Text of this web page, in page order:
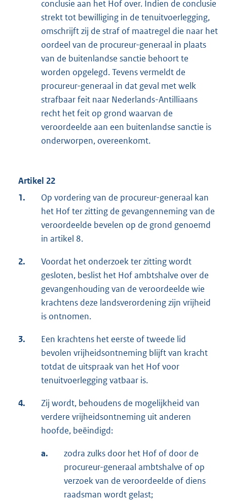
conclusie aan het Hof over. Indien de conclusie
strekt tot bewilliging in de tenuitvoerlegging,
omschrijft zij de straf of maatregel die naar het
oordeel van de procureur-generaal in plaats
van de buitenlandse sanctie behoort te
worden opgelegd. Tevens vermeldt de
procureur-generaal in dat geval met welk
strafbaar feit naar Nederlands-Antilliaans
recht het feit op grond waarvan de
veroordeelde aan een buitenlandse sanctie is
onderworpen, overeenkomt.
Artikel 22
1.
Op vordering van de procureur-generaal kan
het Hof ter zitting de gevangenneming van de
veroordeelde bevelen op de grond genoemd
in artikel 8.
2.
Voordat het onderzoek ter zitting wordt
gesloten, beslist het Hof ambtshalve over de
gevangenhouding van de veroordeelde wie
krachtens deze landsverordening zijn vrijheid
is ontnomen.
3.
Een krachtens het eerste of tweede lid
bevolen vrijheidsontneming blijft van kracht
totdat de uitspraak van het Hof voor
tenuitvoerlegging vatbaar is.
4.
Zij wordt, behoudens de mogelijkheid van
verdere vrijheidsontneming uit anderen
hoofde, beëindigd:
a.
zodra zulks door het Hof of door de
procureur-generaal ambtshalve of op
verzoek van de veroordeelde of diens
raadsman wordt gelast;